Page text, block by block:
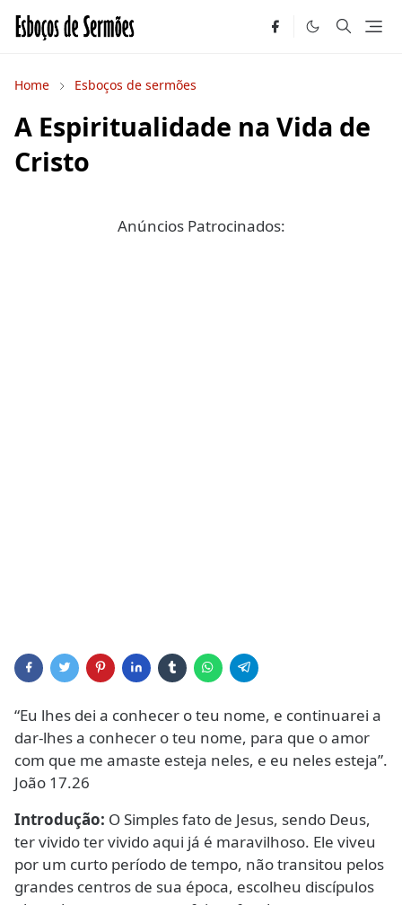
Home Esboços de sermões
A Espiritualidade na Vida de
Cristo
Anúncios Patrocinados:
“Eu lhes dei a conhecer o teu nome, e continuarei a
dar-lhes a conhecer o teu nome, para que o amor
com que me amaste esteja neles, e eu neles esteja”.
João 17.26
Introdução: O Simples fato de Jesus, sendo Deus,
ter vivido ter vivido aqui já é maravilhoso. Ele viveu
por um curto período de tempo, não transitou pelos
grandes centros de sua época, escolheu discípulos